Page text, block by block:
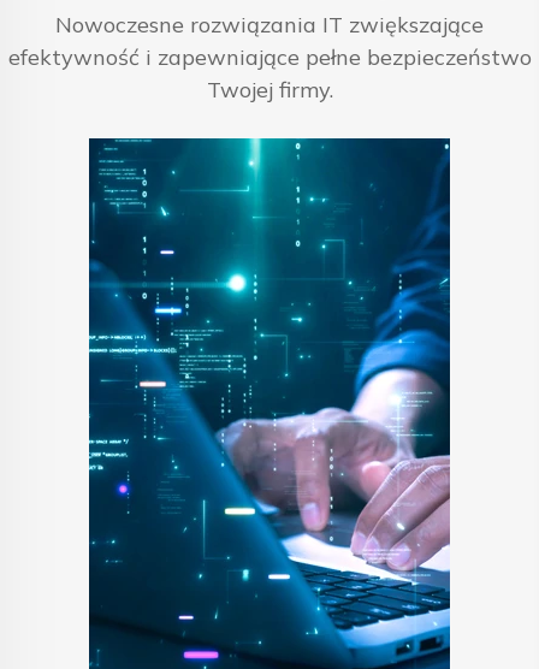
Nowoczesne rozwiązania IT zwiększające
efektywność i zapewniające pełne bezpieczeństwo
Twojej firmy.